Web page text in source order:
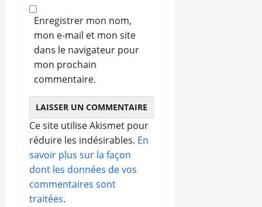
Enregistrer mon nom,
mon e-mail et mon site
dans le navigateur pour
mon prochain
commentaire.
Ce site utilise Akismet pour
réduire les indésirables. En
savoir plus sur la façon
dont les données de vos
commentaires sont
traitées.